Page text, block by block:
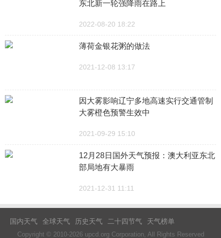
东北新一轮强降雨在路上
2022-08-20 18:22
薄荷金银花粥的做法
2021-12-08 13:17
因大雾影响辽宁多地高速实行交通管制
大雾橙色预警生效中
2021-09-29 15:10
12月28日国外天气预报：澳大利亚东北
部局地有大暴雨
2021-12-31 11:11
国内天气 全球天气 历史天气 二十四节气 天气榜单
Copyright © 2010-2026 upcd.org Corporation, All Rights Reserved